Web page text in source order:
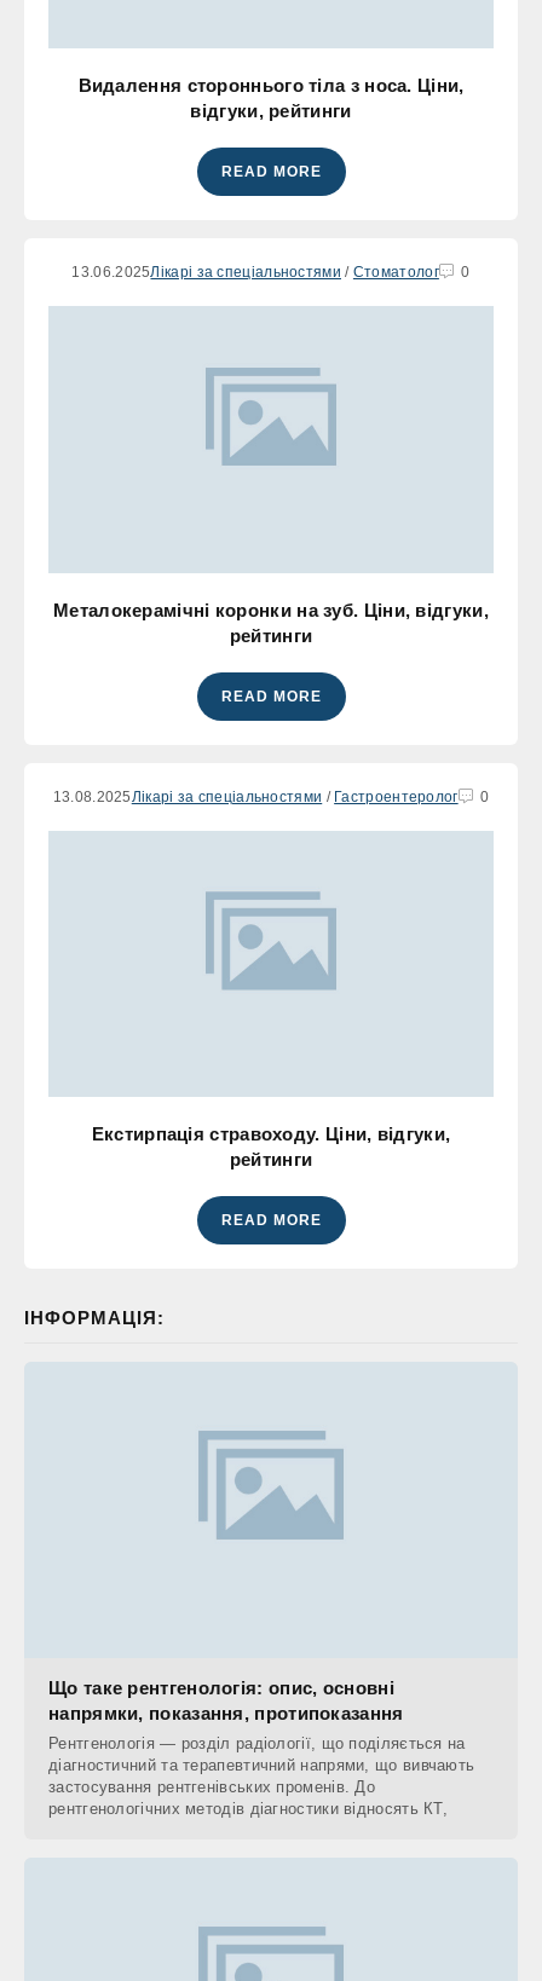
Видалення стороннього тіла з носа. Ціни,
відгуки, рейтинги
READ MORE
13.06.2025Лікарі за спеціальностями / Стоматолог 0
Металокерамічні коронки на зуб. Ціни, відгуки,
рейтинги
READ MORE
13.08.2025 Лікарі за спеціальностями / Гастроентеролог 0
Екстирпація стравоходу. Ціни, відгуки,
рейтинги
READ MORE
ІНФОРМАЦІЯ:
Що таке рентгенологія: опис, основні
напрямки, показання, протипоказання
Рентгенологія — розділ радіології, що поділяється на
діагностичний та терапевтичний напрями, що вивчають
застосування рентгенівських променів. До
рентгенологічних методів діагностики відносять КТ,